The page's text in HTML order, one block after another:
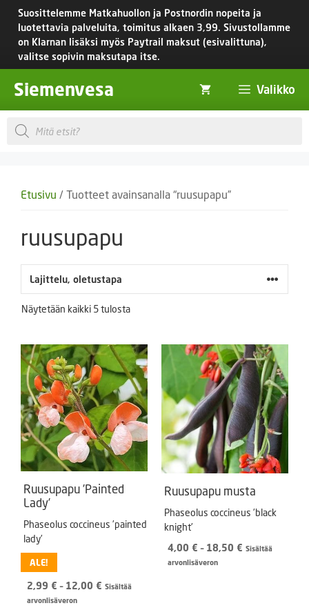
Siirry
sisältöön
Suosittelemme Matkahuollon ja Postnordin nopeita ja
luotettavia palveluita, toimitus alkaen 3,99. Sivustollamme
on Klarnan lisäksi myös Paytrail maksut (esivalittuna),
valitse sopivin maksutapa itse.
Siemenvesa Valikko
Products
search
Etusivu / Tuotteet avainsanalla “ruusupapu”
ruusupapu
Näytetään kaikki 5 tulosta
Ruusupapu ’Painted
Lady’
Phaseolus coccineus ’painted
lady’
ALE!
2,99 € – 12,00 € Hintaluokka:
Sisältää
arvonlisäveron
Ruusupapu musta
Phaseolus coccineus ’black
knight’
4,00 € – 18,50 € Hintaluokka:
Sisältää
arvonlisäveron